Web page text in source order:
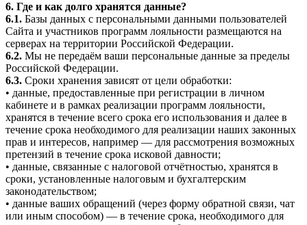
6. Где и как долго хранятся данные?
6.1. Базы данных с персональными данными пользователей
Сайта и участников программ лояльности размещаются на
серверах на территории Российской Федерации.
6.2. Мы не передаём ваши персональные данные за пределы
Российской Федерации.
6.3. Сроки хранения зависят от цели обработки:
• данные, предоставленные при регистрации в личном
кабинете и в рамках реализации программ лояльности,
хранятся в течение всего срока его использования и далее в
течение срока необходимого для реализации наших законных
прав и интересов, например — для рассмотрения возможных
претензий в течение срока исковой давности;
• данные, связанные с налоговой отчётностью, хранятся в
сроки, установленные налоговым и бухгалтерским
законодательством;
• данные ваших обращений (через форму обратной связи, чат
или иным способом) — в течение срока, необходимого для